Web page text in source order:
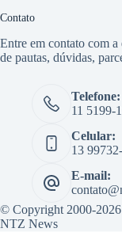
Contato
Entre em contato com
de pautas, dúvidas,
Telefone:
11 5199-
Celular:
13
E-mail:
© Copyright 2000-2026
NTZ News